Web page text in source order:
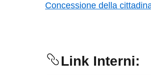
Concessione della
Link Interni: